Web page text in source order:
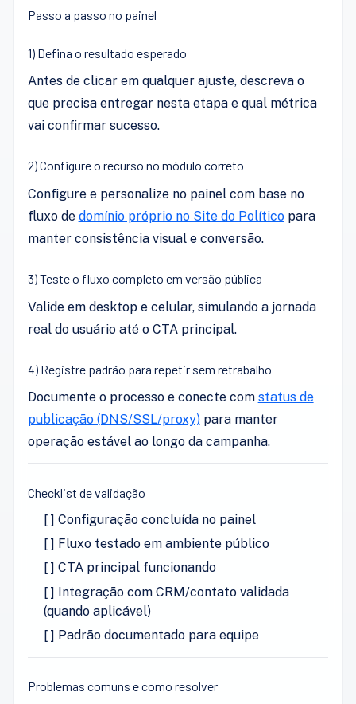
Passo a passo no painel
1) Defina o resultado esperado
Antes de clicar em qualquer ajuste, descreva o
que precisa entregar nesta etapa e qual métrica
vai confirmar sucesso.
2) Configure o recurso no módulo correto
Configure e personalize no painel com base no
fluxo de domínio próprio no Site do Políticopara
manter consistência visual e conversão.
3) Teste o fluxo completo em versão pública
Valide em desktop e celular, simulando a jornada
real do usuário até o CTA principal.
4) Registre padrão para repetir sem retrabalho
Documente o processo e conecte com status de
publicação (DNS/SSL/proxy)para manter
operação estável ao longo da campanha.
Checklist de validação
[ ] Configuração concluída no painel
[ ] Fluxo testado em ambiente público
[ ] CTA principal funcionando
[ ] Integração com CRM/contato validada
(quando aplicável)
[ ] Padrão documentado para equipe
Problemas comuns e como resolver